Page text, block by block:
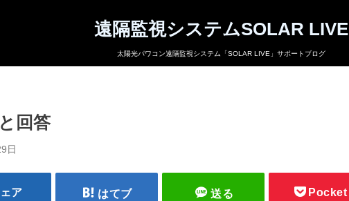
遠隔監視システムSOLAR LIVE
太陽光パワコン遠隔監視システム「SOLAR LIVE」サポートブログ
回答
日
ア はてブ 送る Pocket